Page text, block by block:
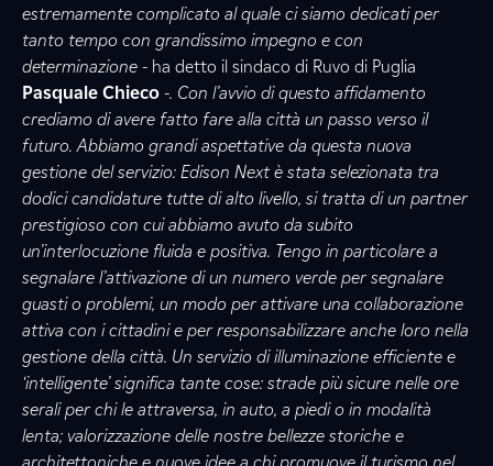
estremamente complicato al quale ci siamo dedicati per
tanto tempo con grandissimo impegno e con
determinazione - ha detto il sindaco di Ruvo di Puglia
Pasquale Chieco -. Con l’avvio di questo affidamento
crediamo di avere fatto fare alla città un passo verso il
futuro. Abbiamo grandi aspettative da questa nuova
gestione del servizio: Edison Next è stata selezionata tra
dodici candidature tutte di alto livello, si tratta di un partner
prestigioso con cui abbiamo avuto da subito
un’interlocuzione fluida e positiva. Tengo in particolare a
segnalare l’attivazione di un numero verde per segnalare
guasti o problemi, un modo per attivare una collaborazione
attiva con i cittadini e per responsabilizzare anche loro nella
gestione della città. Un servizio di illuminazione efficiente e
‘intelligente’ significa tante cose: strade più sicure nelle ore
serali per chi le attraversa, in auto, a piedi o in modalità
lenta; valorizzazione delle nostre bellezze storiche e